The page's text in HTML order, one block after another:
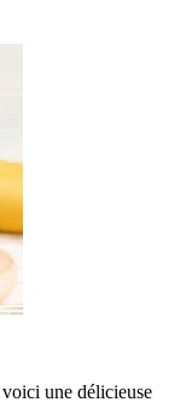
une délicieuse